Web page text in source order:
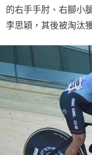
的右手手肘、右腳小
李思穎，其後被淘汰